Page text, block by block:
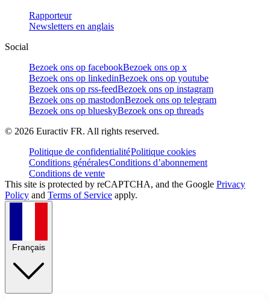
Rapporteur
Newsletters en anglais
Social
Bezoek ons op facebookBezoek ons op x
Bezoek ons op linkedinBezoek ons op youtube
Bezoek ons op rss-feedBezoek ons op instagram
Bezoek ons op mastodonBezoek ons op telegram
Bezoek ons op blueskyBezoek ons op threads
© 2026 Euractiv FR. All rights reserved.
Politique de confidentialitéPolitique cookies
Conditions généralesConditions d’abonnement
Conditions de vente
This site is protected by reCAPTCHA, and the Google Privacy
Policy and Terms of Service apply.
Français